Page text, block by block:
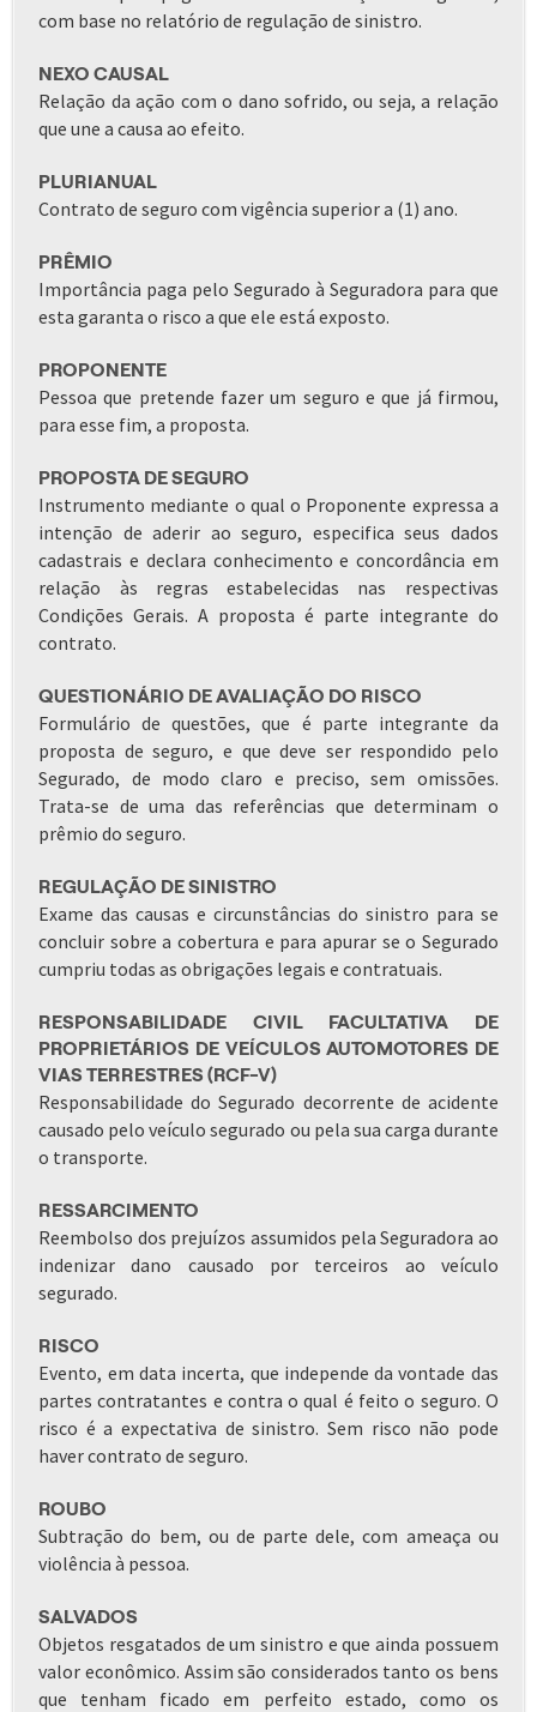
com base no relatório de regulação de sinistro.
NEXO CAUSAL
Relação da ação com o dano sofrido, ou seja, a relação
que une a causa ao efeito.
PLURIANUAL
Contrato de seguro com vigência superior a (1) ano.
PRÊMIO
Importância paga pelo Segurado à Seguradora para que
esta garanta o risco a que ele está exposto.
PROPONENTE
Pessoa que pretende fazer um seguro e que já firmou,
para esse fim, a proposta.
PROPOSTA DE SEGURO
Instrumento mediante o qual o Proponente expressa a
intenção de aderir ao seguro, especifica seus dados
cadastrais e declara conhecimento e concordância em
relação às regras estabelecidas nas respectivas
Condições Gerais. A proposta é parte integrante do
contrato.
QUESTIONÁRIO DE AVALIAÇÃO DO RISCO
Formulário de questões, que é parte integrante da
proposta de seguro, e que deve ser respondido pelo
Segurado, de modo claro e preciso, sem omissões.
Trata-se de uma das referências que determinam o
prêmio do seguro.
REGULAÇÃO DE SINISTRO
Exame das causas e circunstâncias do sinistro para se
concluir sobre a cobertura e para apurar se o Segurado
cumpriu todas as obrigações legais e contratuais.
RESPONSABILIDADE CIVIL FACULTATIVA DE
PROPRIETÁRIOS DE VEÍCULOS AUTOMOTORES DE
VIAS TERRESTRES (RCF-V)
Responsabilidade do Segurado decorrente de acidente
causado pelo veículo segurado ou pela sua carga durante
o transporte.
RESSARCIMENTO
Reembolso dos prejuízos assumidos pela Seguradora ao
indenizar dano causado por terceiros ao veículo
segurado.
RISCO
Evento, em data incerta, que independe da vontade das
partes contratantes e contra o qual é feito o seguro. O
risco é a expectativa de sinistro. Sem risco não pode
haver contrato de seguro.
ROUBO
Subtração do bem, ou de parte dele, com ameaça ou
violência à pessoa.
SALVADOS
Objetos resgatados de um sinistro e que ainda possuem
valor econômico. Assim são considerados tanto os bens
que tenham ficado em perfeito estado, como os